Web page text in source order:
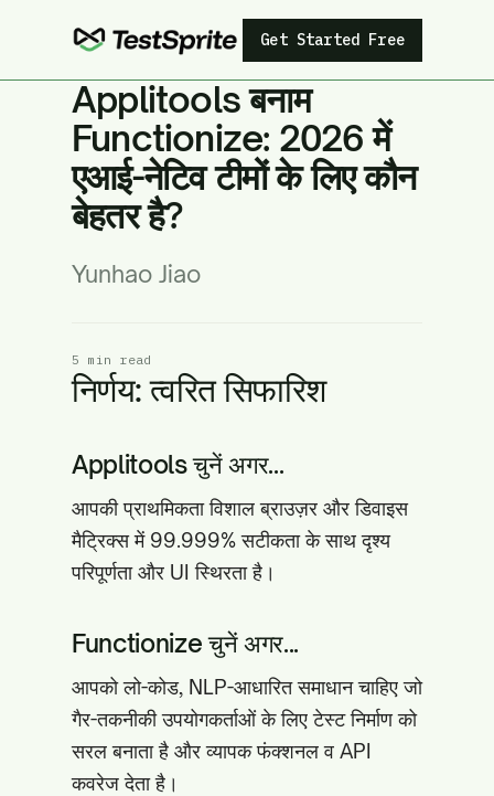
Get Started Free
Applitools बनाम
Functionize: 2026 में
एआई-नेटिव टीमों के लिए कौन
बेहतर है?
Yunhao Jiao
5 min read
निर्णय: त्वरित सिफारिश
Applitools चुनें अगर...
आपकी प्राथमिकता विशाल ब्राउज़र और डिवाइस
मैट्रिक्स में 99.999% सटीकता के साथ दृश्य
परिपूर्णता और UI स्थिरता है।
Functionize चुनें अगर...
आपको लो-कोड, NLP-आधारित समाधान चाहिए जो
गैर-तकनीकी उपयोगकर्ताओं के लिए टेस्ट निर्माण को
सरल बनाता है और व्यापक फंक्शनल व API
कवरेज देता है।